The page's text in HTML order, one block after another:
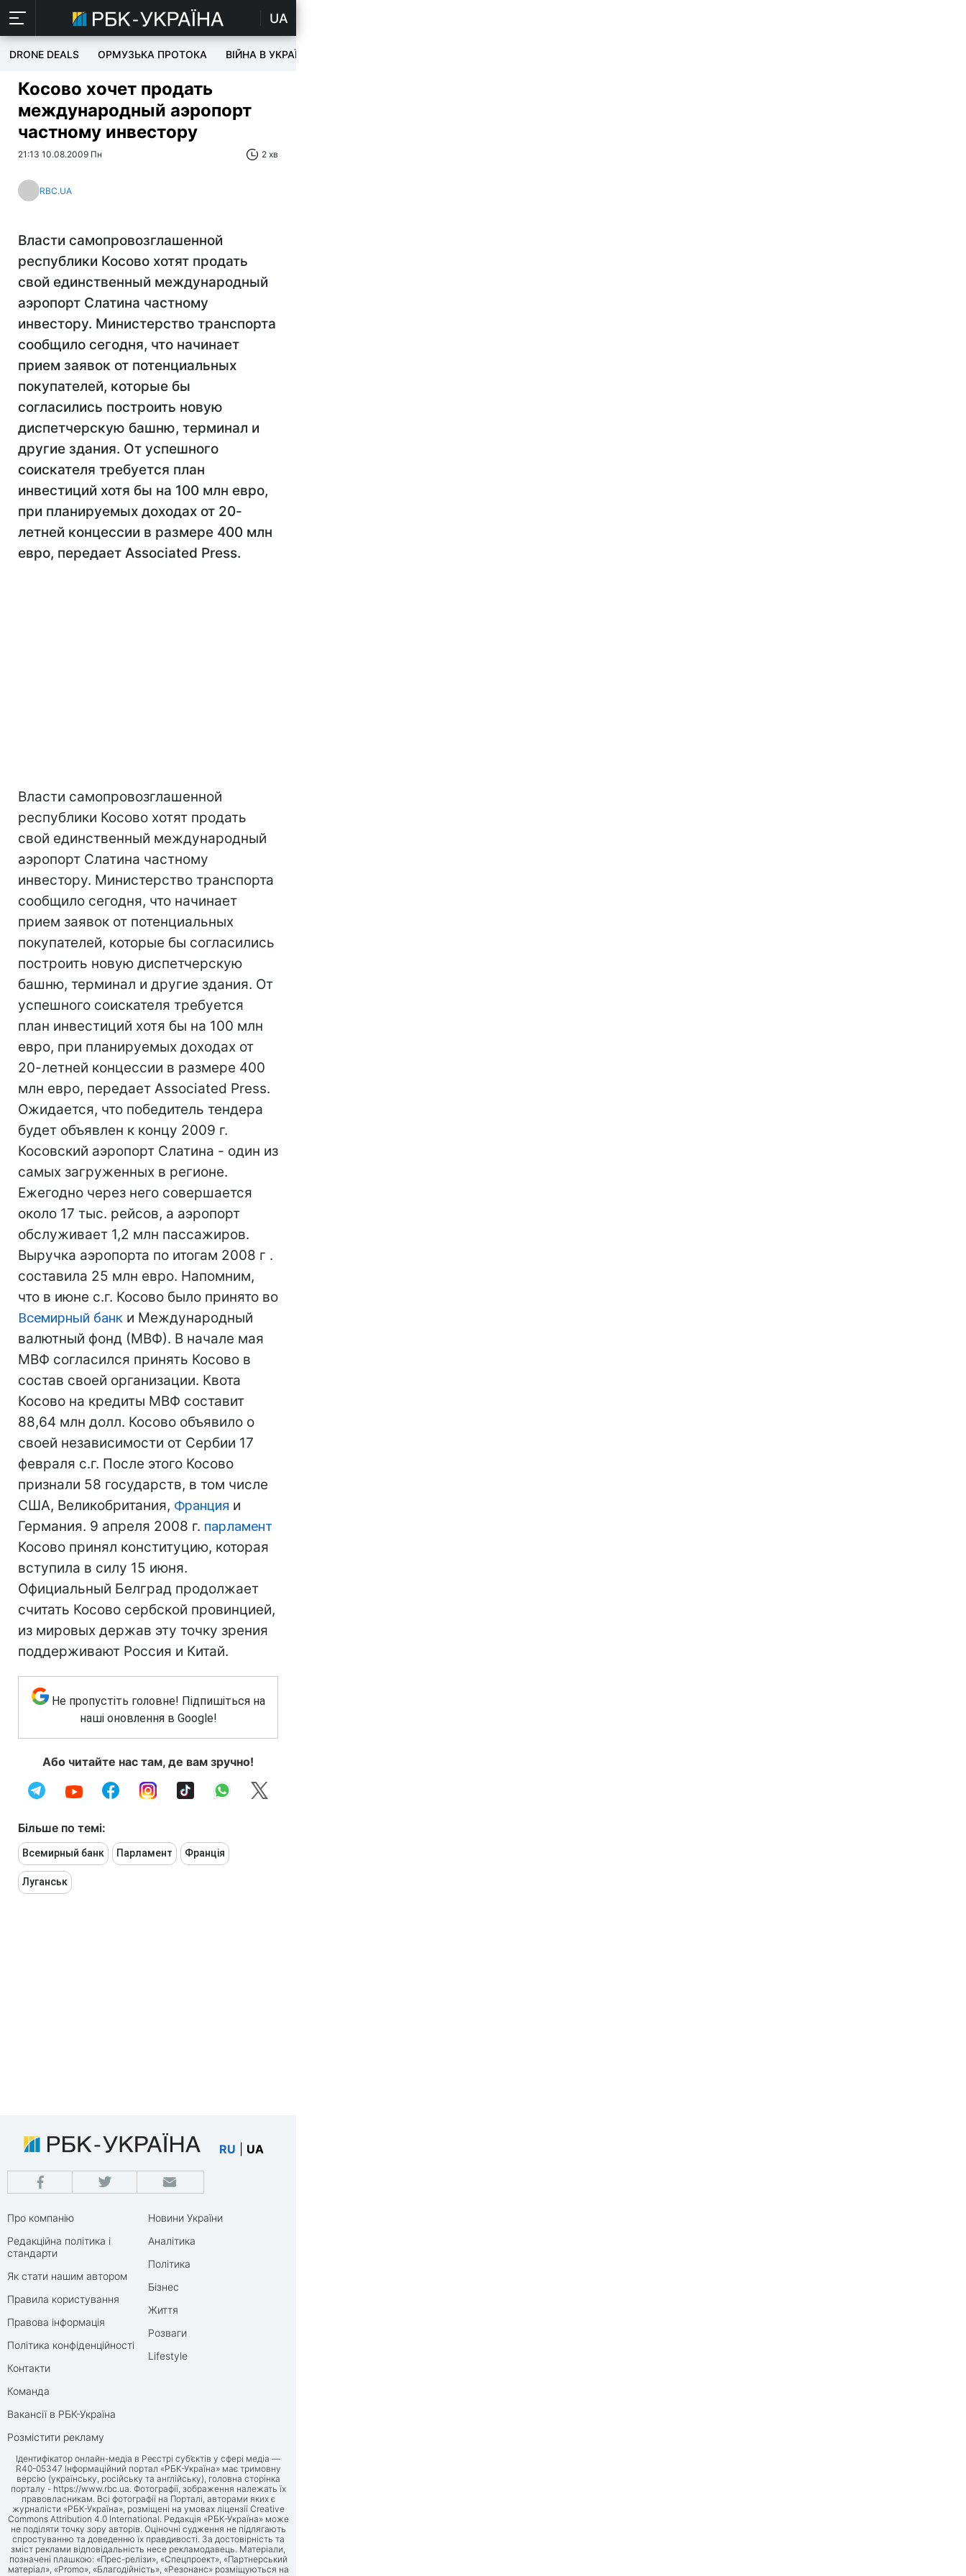
UA
DRONE DEALS ОРМУЗЬКА ПРОТОКА ВІЙНА В УКРАЇНІ
Косово хочет продать
международный аэропорт
частному инвестору
21:13 10.08.2009 Пн 2 хв
RBC.UA
Власти самопровозглашенной
республики Косово хотят продать
свой единственный международный
аэропорт Слатина частному
инвестору. Министерство транспорта
сообщило сегодня, что начинает
прием заявок от потенциальных
покупателей, которые бы
согласились построить новую
диспетчерскую башню, терминал и
другие здания. От успешного
соискателя требуется план
инвестиций хотя бы на 100 млн евро,
при планируемых доходах от 20-
летней концессии в размере 400 млн
евро, передает Associated Press.
Власти самопровозглашенной
республики Косово хотят продать
свой единственный международный
аэропорт Слатина частному
инвестору. Министерство транспорта
сообщило сегодня, что начинает
прием заявок от потенциальных
покупателей, которые бы согласились
построить новую диспетчерскую
башню, терминал и другие здания. От
успешного соискателя требуется
план инвестиций хотя бы на 100 млн
евро, при планируемых доходах от
20-летней концессии в размере 400
млн евро, передает Associated Press.
Ожидается, что победитель тендера
будет объявлен к концу 2009 г.
Косовский аэропорт Слатина - один из
самых загруженных в регионе.
Ежегодно через него совершается
около 17 тыс. рейсов, а аэропорт
обслуживает 1,2 млн пассажиров.
Выручка аэропорта по итогам 2008 г .
составила 25 млн евро. Напомним,
что в июне с.г. Косово было принято во
Всемирный банк и Международный
валютный фонд (МВФ). В начале мая
МВФ согласился принять Косово в
состав своей организации. Квота
Косово на кредиты МВФ составит
88,64 млн долл. Косово объявило о
своей независимости от Сербии 17
февраля с.г. После этого Косово
признали 58 государств, в том числе
США, Великобритания, Франция и
Германия. 9 апреля 2008 г. парламент
Косово принял конституцию, которая
вступила в силу 15 июня.
Официальный Белград продолжает
считать Косово сербской провинцией,
из мировых держав эту точку зрения
поддерживают Россия и Китай.
Не пропустіть головне! Підпишіться на
наші оновлення в Google!
Або читайте нас там, де вам зручно!
Більше по темі:
Всемирный банк Парламент Франція
Луганськ
RU UA
Про компанію
Редакційна політика і
стандарти
Як стати нашим автором
Правила користування
Правова інформація
Політика конфіденційності
Контакти
Команда
Вакансії в РБК-Україна
Розмістити рекламу
Новини України
Аналітика
Політика
Бізнес
Життя
Розваги
Lifestyle
Ідентифікатор онлайн-медіа в Реєстрі суб’єктів у сфері медіа —
R40-05347 Інформаційний портал «РБК-Україна» має тримовну
версію (українську, російську та англійську), головна сторінка
порталу - https://www.rbc.ua. Фотографії, зображення належать їх
правовласникам. Всі фотографії на Порталі, авторами яких є
журналісти «РБК-Україна», розміщені на умовах ліцензії Creative
Commons Attribution 4.0 International. Редакція «РБК-Україна» може
не поділяти точку зору авторів. Оціночні судження не підлягають
спростуванню та доведенню їх правдивості. За достовірність та
зміст реклами відповідальність несе рекламодавець. Матеріали,
позначені плашкою: «Прес-релізи», «Спецпроект», «Партнерський
матеріал», «Promo», «Благодійність», «Резонанс» розміщуються на